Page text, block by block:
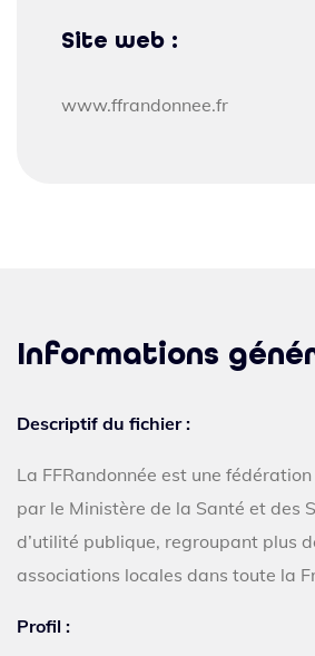
Site web :
www.ffrandonnee.fr
Informations
Descriptif du fichier :
La FFRandonnée est une
par le Ministère de la Santé et des
d’utilité publique, regroupant plus
associations locales dans toute la
Profil :